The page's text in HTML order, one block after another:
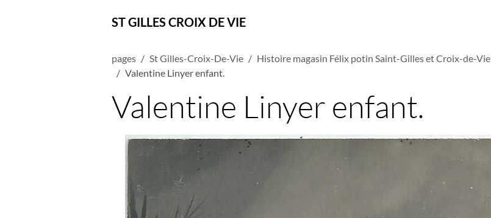
ST GILLES CROIX DE VIE
pages St Gilles-Croix-De-Vie
Histoire magasin Félix potin Saint-Gilles et Croix-de-Vie
Valentine Linyer enfant.
Valentine Linyer enfant.